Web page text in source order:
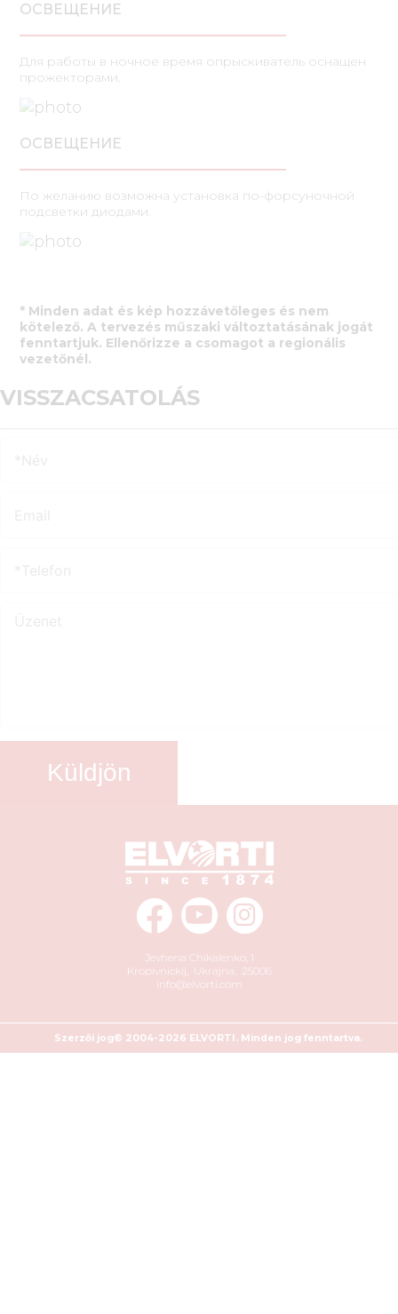
ОСВЕЩЕНИЕ
Для работы в ночное время опрыскиватель оснащен
прожекторами.
ОСВЕЩЕНИЕ
По желанию возможна установка по-форсуночной
подсветки диодами.
* Minden adat és kép hozzávetőleges és nem
kötelező. A tervezés műszaki változtatásának jogát
fenntartjuk. Ellenőrizze a csomagot a regionális
vezetőnél.
VISSZACSATOLÁS
Küldjön
Jevhena Chikalenko, 1
Kropivnickij
Ukrajna
25006
info@elvorti.com
Szerzői jog© 2004-2026 ELVORTI. Minden jog fenntartva.